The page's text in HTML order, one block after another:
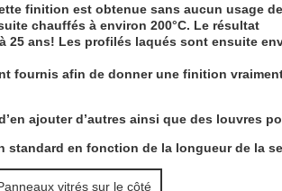
finition est obtenue sans aucun usage
chauffés à environ 200°C. Le résultat
ans! Les profilés laqués sont ensuite
fournis afin de donner une finition
ajouter d’autres ainsi que des louvres
standard en fonction de la longueur de la
vitrés sur le côté